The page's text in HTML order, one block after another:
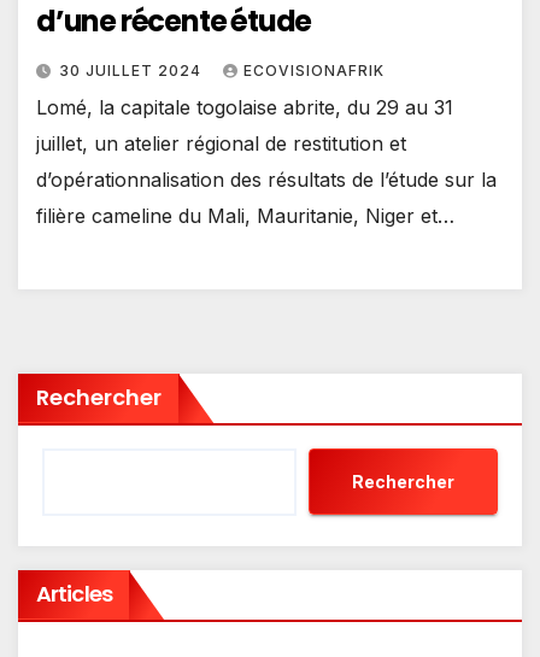
d’une récente étude
30 JUILLET 2024 ECOVISIONAFRIK
Lomé, la capitale togolaise abrite, du 29 au 31
juillet, un atelier régional de restitution et
d’opérationnalisation des résultats de l’étude sur la
filière cameline du Mali, Mauritanie, Niger et…
Rechercher
Rechercher
Articles